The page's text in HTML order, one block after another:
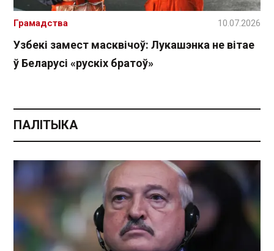
Узбекі замест масквічоў: Лукашэнка не вітае
ў Беларусі «рускіх братоў»
Грамадства 10.07.2026
ПАЛІТЫКА